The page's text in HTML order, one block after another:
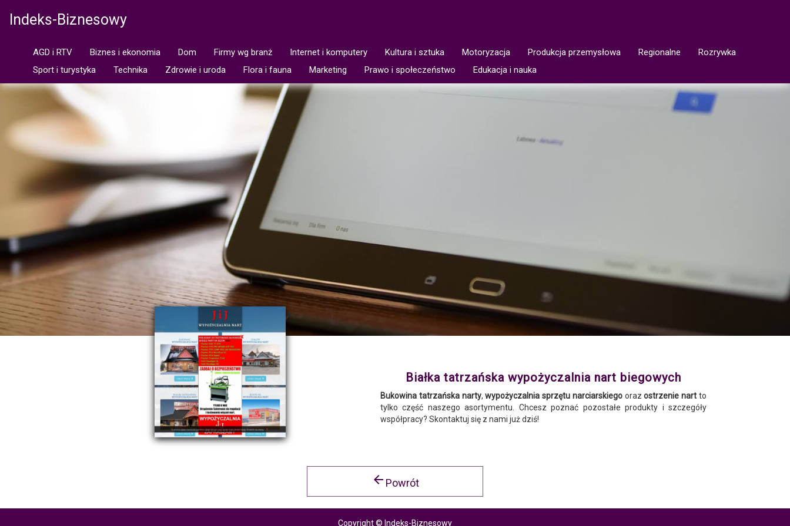
Indeks-Biznesowy
AGD i RTV Biznes i ekonomia Dom Firmy wg branż Internet i komputery Kultura i sztuka Motoryzacja Produkcja przemysłowa Regionalne
Rozrywka
Sport i turystyka
Technika Zdrowie i uroda Flora i fauna Marketing Prawo i społeczeństwo Edukacja i nauka
Białka tatrzańska wypożyczalnia nart biegowych
Bukowina tatrzańska narty,wypożyczalnia sprzętu narciarskiegoorazostrzenie nart to
tylko część naszego asortymentu. Chcesz poznać pozostałe produkty i szczegóły
współpracy? Skontaktuj się z nami już dziś!
arrow_back Powrót
Copyright © Indeks-Biznesowy